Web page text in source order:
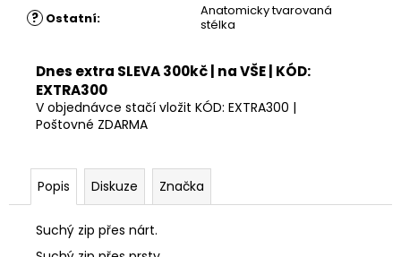
? Ostatní:
Anatomicky tvarovaná
stélka
Dnes extra SLEVA 300kč | na VŠE | KÓD:
EXTRA300
V objednávce stačí vložit KÓD: EXTRA300 |
Poštovné ZDARMA
Popis Diskuze Značka
Suchý zip přes nárt.